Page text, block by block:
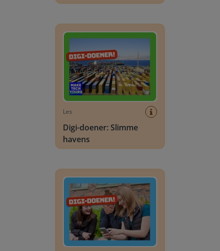
Les
Digi-doener: Slimme
havens